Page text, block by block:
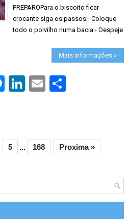
PREPAROPara o biscoito ficar
crocante siga os passos:- Coloque
todo o polvilho numa bacia.- Despeje
Mais informações »
5 ... 168 Proxima »